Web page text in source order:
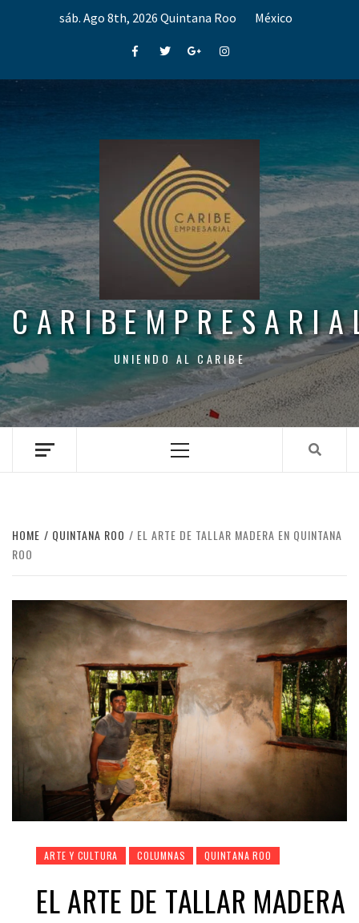
sáb. Ago 8th, 2026 Quintana Roo México
FacebookTwitterGoogle+Instagram
UNIENDO AL CARIBE
Menu
HOME QUINTANA ROO
EL ARTE DE TALLAR MADERA EN QUINTANA
ROO
ARTE Y CULTURA COLUMNAS QUINTANA ROO
EL ARTE DE TALLAR MADERA